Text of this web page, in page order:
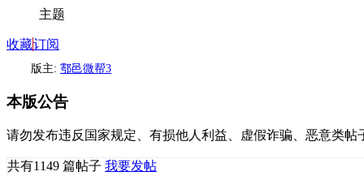
主题
收藏订阅
版主: 鄠邑微帮3
本版公告
请勿发布违反国家规定、有损他人利益、虚假诈骗、恶意类帖
共有1149 篇帖子 我要发帖